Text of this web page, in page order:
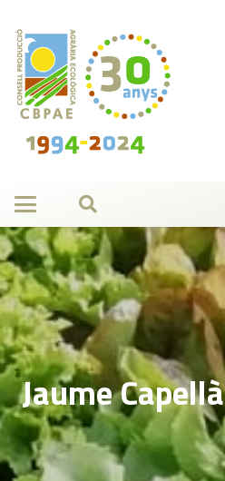
Jaume Capellà